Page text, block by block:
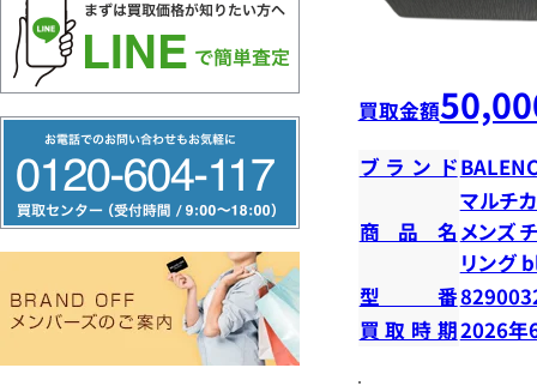
リ
ー
ヤ
買取金額
ブランド
商品名
マルチ
メンズ
リング
型番
買取時期2026年